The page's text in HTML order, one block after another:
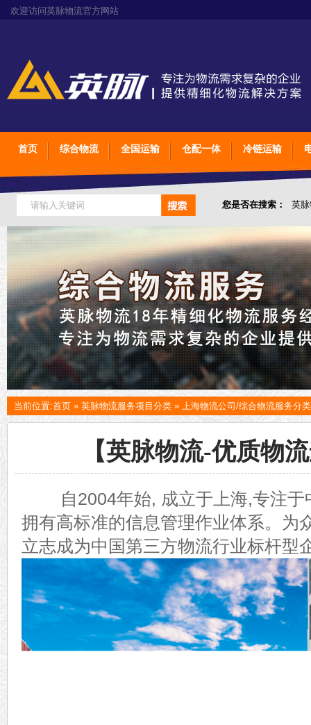
欢迎访问英脉物流官方网站
首页 综合物流 全国运输 仓配一体 冷链运输
您是否在搜索： 英
仓储综合专业定制物
当前位置:首页 » 英脉物流服务项目分类 » 上海物流公司/综合物流服务分类
【英脉物流-优质物
自2004年始, 成立于上海,专注于
拥有高标准的信息管理作业体系。为
立志成为中国第三方物流行业标杆型